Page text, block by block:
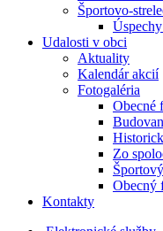
Športovo-
Udalosti v obci
Aktuality
Kalendár akcií
Fotogaléria
Obecné
Zo
Obecný
Kontakty